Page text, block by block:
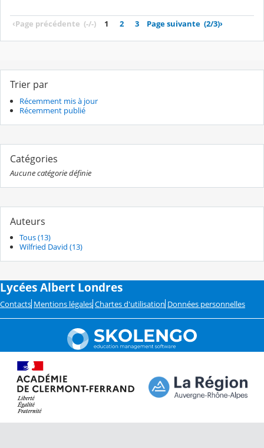
‹Page précédente (-/-) 1 2 3 Page suivante (2/3)›
Trier par
Récemment mis à jour
Récemment publié
Catégories
Aucune catégorie définie
Auteurs
Tous (13)
Wilfried David (13)
Lycées Albert Londres
Contacts Mentions légales Chartes d'utilisation Données personnelles